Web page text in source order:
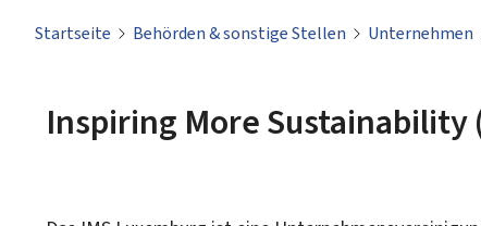
Startseite Behörden & sonstige Stellen Unternehmen
Inspiring More Sustainability